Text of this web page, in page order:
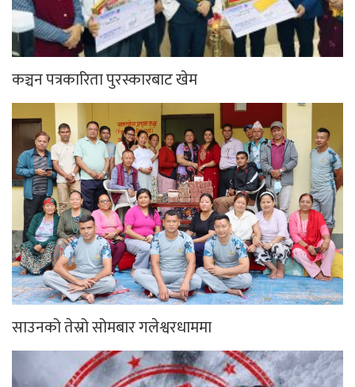
कञ्चन पत्रकारिता पुरस्कारबाट खेम
साउनको तेस्रो सोमबार गलेश्वरधाममा